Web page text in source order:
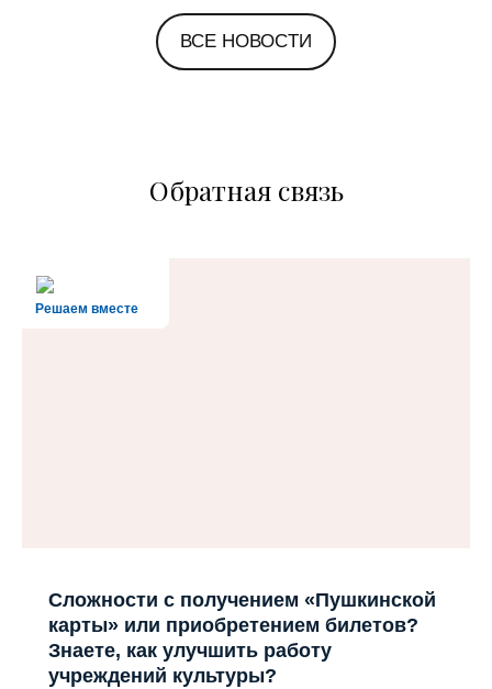
Петербурге и Ярославле
ВСЕ НОВОСТИ
Обратная связь
Решаем вместе
Сложности с получением «Пушкинской
карты» или приобретением билетов?
Знаете, как улучшить работу
учреждений культуры?